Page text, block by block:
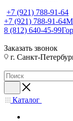
+7 (921) 788-91-64
+7 (921) 788-91-64
8 (812) 640-45-99
Заказать звонок
г. Санкт-
Каталог